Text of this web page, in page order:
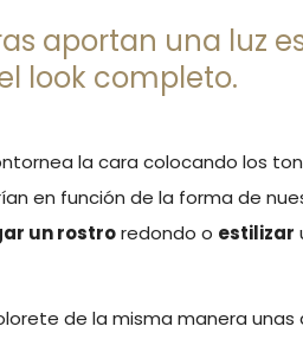
aportan una luz
look completo.
la cara colocando los
en función de la forma de
un rostroredondo o estilizar
de la misma manera